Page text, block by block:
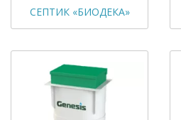
СЕПТИК «БИОДЕКА»